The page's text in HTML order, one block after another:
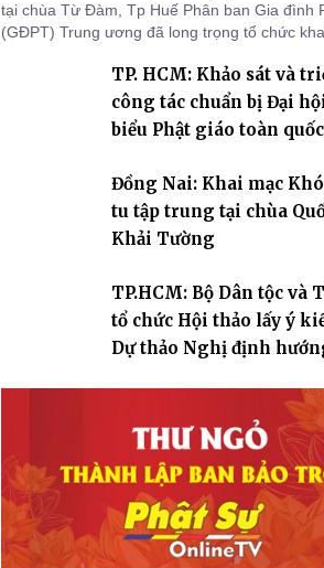
tại chùa Từ Đàm, Tp Huế Phân ban Gia đình
(GĐPT) Trung ương đã long trọng tổ chức
thành lập GĐPTVN.TP. HCM: Khảo sát và
công tác chuẩn bị Đại
biểu Phật giáo toàn
Đồng Nai: Khai mạc
tu tập trung tại chùa
Khải Tường
TP.HCM: Bộ Dân tộc và
tổ chức Hội thảo lấy ý
Dự thảo Nghị định